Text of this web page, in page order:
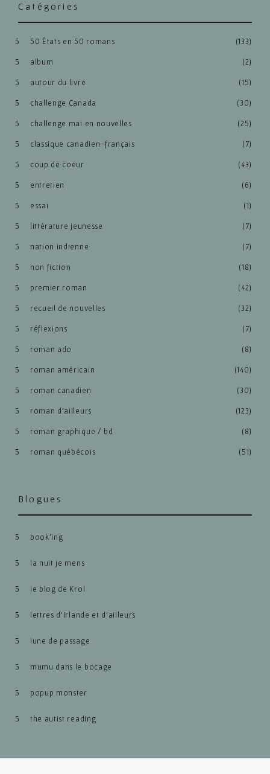
Catégories
50 États en 50 romans (133)
album (2)
autour du livre (15)
challenge Canada (30)
challenge mai en nouvelles (25)
classique canadien-français (7)
coup de coeur (43)
entretien (6)
essai (1)
littérature jeunesse (7)
nation indienne (7)
non fiction (18)
premier roman (42)
recueil de nouvelles (32)
réflexions (7)
roman ado (8)
roman américain (140)
roman canadien (30)
roman d'ailleurs (123)
roman graphique / bd (8)
roman québécois (51)
Blogues
book’ing
la nuit je mens
le blog de Krol
lettres d’Irlande et d’ailleurs
lune de passage
mumu dans le bocage
popup monster
the autist reading